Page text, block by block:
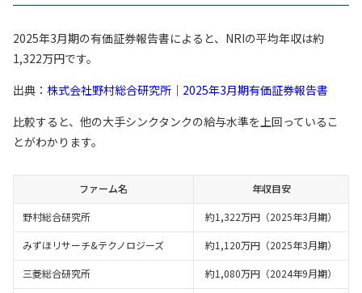
2025年3月期の有価証券報告書によると、NRIの平均年収は約
1,322万円です。
出典： 株式会社野村総合研究所｜2025年3月期有価証券報告書
比較すると、他の大手シンクタンクの給与水準を上回っているこ
とがわかります。
ファーム名 年収目安
野村総合研究所 約1,322万円（2025年3月期）
みずほリサーチ&テクノロジーズ 約1,120万円（2025年3月期）
三菱総合研究所 約1,080万円（2024年9月期）